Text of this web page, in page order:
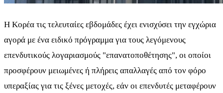
Η Κορέα τις τελευταίες εβδομάδες έχει ενισχύσει την εγχώρια
αγορά με ένα ειδικό πρόγραμμα για τους λεγόμενους
επενδυτικούς λογαριασμούς "επανατοποθέτησης", οι οποίοι
προσφέρουν μειωμένες ή πλήρεις απαλλαγές από τον φόρο
υπεραξίας για τις ξένες μετοχές, εάν οι επενδυτές μεταφέρουν